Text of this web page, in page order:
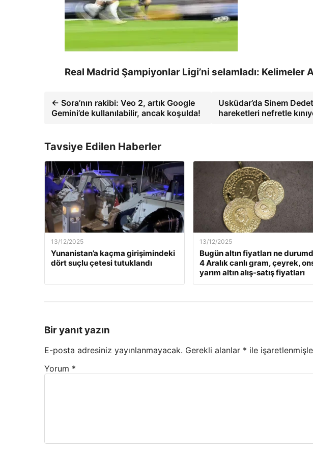
Real Madrid Şampiyonlar Ligi’ni selamladı:
← Sora’nın rakibi: Veo 2, artık Google
Gemini’de kullanılabilir, ancak koşulda!
Usküdar’da Sinem
hareketleri nefretle
Tavsiye Edilen Haberler
13/12/2025
Yunanistan’a kaçma girişimindeki
dört suçlu çetesi tutuklandı
13/12/2025
Bugün altın fiyatları ne
4 Aralık canlı gram, çeyrek,
yarım altın alış-satış fiyatları
Bir yanıt yazın
E-posta adresiniz yayınlanmayacak. Gerekli alanlar * ile
Yorum *